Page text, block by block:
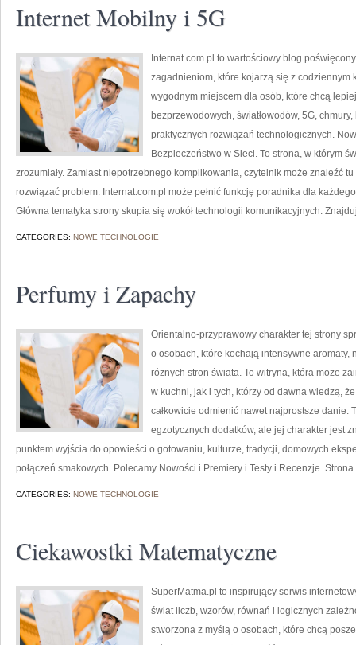
Internet Mobilny i 5G
Internat.com.pl to wartościowy blog
zagadnieniom, które kojarzą się z codziennym
wygodnym miejscem dla osób, które chcą
bezprzewodowych, światłowodów, 5G,
praktycznych rozwiązań technologicznych.
Bezpieczeństwo w Sieci. To strona, w którym
zrozumiały. Zamiast niepotrzebnego komplikowania, czytelnik może znaleźć
rozwiązać problem. Internat.com.pl może pełnić funkcję poradnika dla
Główna tematyka strony skupia się wokół technologii komunikacyjnych.
CATEGORIES: NOWE TECHNOLOGIE
Perfumy i Zapachy
Orientalno-przyprawowy charakter tej strony
o osobach, które kochają intensywne
różnych stron świata. To witryna, która może
w kuchni, jak i tych, którzy od dawna wiedzą,
całkowicie odmienić nawet najprostsze danie.
egzotycznych dodatków, ale jej charakter jest
punktem wyjścia do opowieści o gotowaniu, kulturze, tradycji, domowych
połączeń smakowych. Polecamy Nowości i Premiery i Testy i Recenzje.
CATEGORIES: NOWE TECHNOLOGIE
Ciekawostki Matematyczne
SuperMatma.pl to inspirujący serwis
świat liczb, wzorów, równań i logicznych
stworzona z myślą o osobach, które chcą